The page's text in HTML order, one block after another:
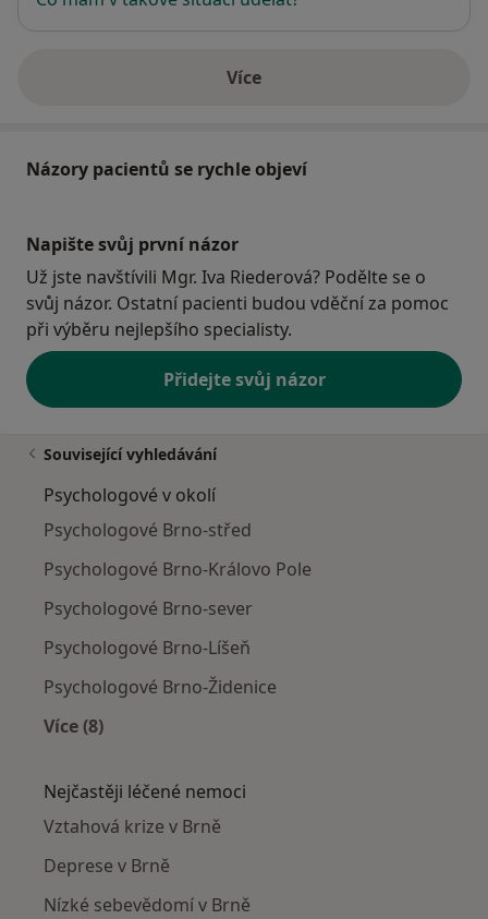
Víceo adrese
Názory pacientů se rychle objeví
Napište svůj první názor
Už jste navštívili Mgr. Iva Riederová? Podělte se o
svůj názor. Ostatní pacienti budou vděční za pomoc
při výběru nejlepšího specialisty.
Přidejte svůj názor
Související vyhledávání
Psychologové v okolí
Psychologové Brno-střed
Psychologové Brno-Královo Pole
Psychologové Brno-sever
Psychologové Brno-Líšeň
Psychologové Brno-Židenice
Více (8)
Nejčastěji léčené nemoci
Vztahová krize v Brně
Deprese v Brně
Nízké sebevědomí v Brně